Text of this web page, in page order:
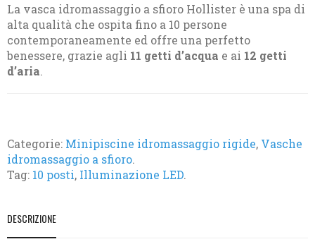
La vasca idromassaggio a sfioro Hollister è una spa di
alta qualità che ospita fino a 10 persone
contemporaneamente ed offre una perfetto
benessere, grazie agli 11 getti d’acqua e ai 12 getti
d’aria.
Categorie: Minipiscine idromassaggio rigide, Vasche
idromassaggio a sfioro.
Tag: 10 posti, Illuminazione LED.
DESCRIZIONE